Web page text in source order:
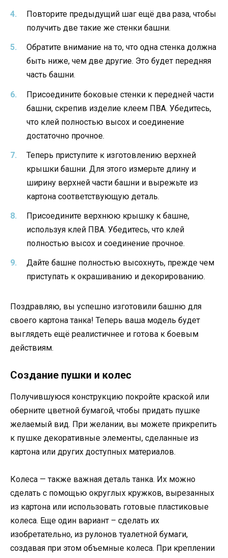
Повторите предыдущий шаг ещё два раза, чтобы
получить две такие же стенки башни.
Обратите внимание на то, что одна стенка должна
быть ниже, чем две другие. Это будет передняя
часть башни.
Присоедините боковые стенки к передней части
башни, скрепив изделие клеем ПВА. Убедитесь,
что клей полностью высох и соединение
достаточно прочное.
Теперь приступите к изготовлению верхней
крышки башни. Для этого измерьте длину и
ширину верхней части башни и вырежьте из
картона соответствующую деталь.
Присоедините верхнюю крышку к башне,
используя клей ПВА. Убедитесь, что клей
полностью высох и соединение прочное.
Дайте башне полностью высохнуть, прежде чем
приступать к окрашиванию и декорированию.
Поздравляю, вы успешно изготовили башню для
своего картона танка! Теперь ваша модель будет
выглядеть ещё реалистичнее и готова к боевым
действиям.
Создание пушки и колес
Получившуюся конструкцию покройте краской или
оберните цветной бумагой, чтобы придать пушке
желаемый вид. При желании, вы можете прикрепить
к пушке декоративные элементы, сделанные из
картона или других доступных материалов.
Колеса — также важная деталь танка. Их можно
сделать с помощью округлых кружков, вырезанных
из картона или использовать готовые пластиковые
колеса. Еще один вариант – сделать их
изобретательно, из рулонов туалетной бумаги,
создавая при этом объемные колеса. При креплении